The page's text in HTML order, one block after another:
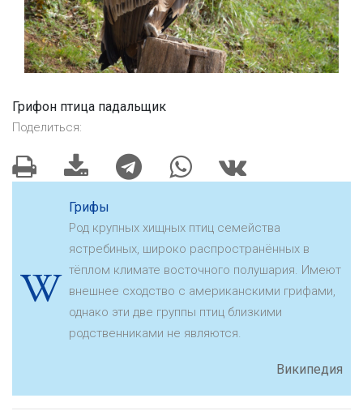
Грифон птица падальщик
Поделиться:
Грифы
Род крупных хищных птиц семейства
ястребиных, широко распространённых в
тёплом климате восточного полушария. Имеют
внешнее сходство с американскими грифами,
однако эти две группы птиц близкими
родственниками не являются.
Википедия